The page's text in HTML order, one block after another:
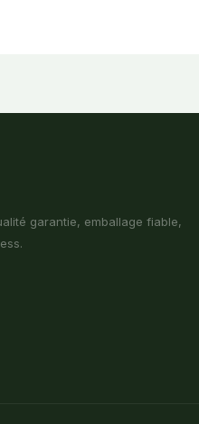
garantie, emballage fiable,